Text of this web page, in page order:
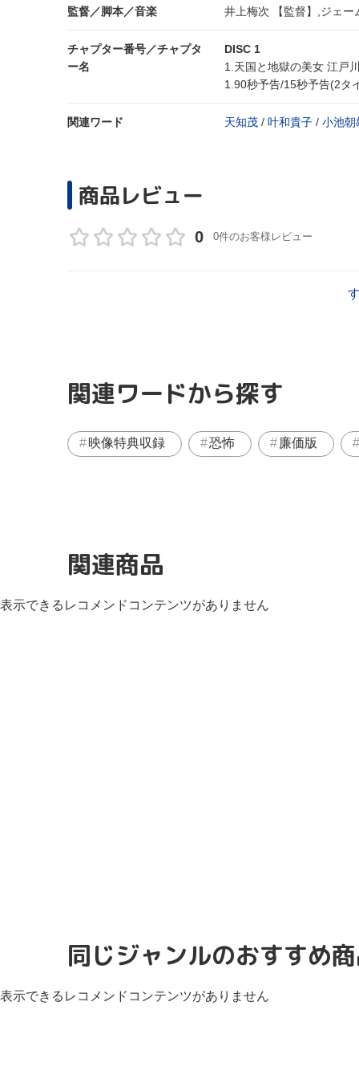
監督／脚本／音楽 井上梅次 【監督】,ジェ
チャプター番号／チャプタ
ー名
DISC 1
1.天国と地獄の美女 江戸
1.90秒予告/15秒予告(2タ
関連ワード 天知茂 / 叶和貴子 / 小池朝
商品レビュー
0 0件のお客様レビュー
関連ワードから探す
映像特典収録 恐怖 廉価版
関連商品
表示できるレコメンドコンテンツがありません
同じジャンルのおすすめ
表示できるレコメンドコンテンツがありません